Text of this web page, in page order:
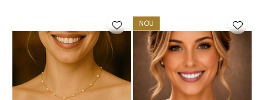
Culoarea: alb natural
Tipul perlei: perle de apă dulce
Suprafață: lucioasă, cu imperfecțiuni aproape
NOU